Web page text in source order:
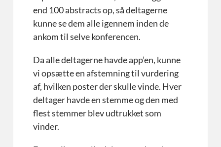
end 100 abstracts op, så deltagerne
kunne se dem alle igennem inden de
ankom til selve konferencen.
Da alle deltagerne havde app’en, kunne
vi opsætte en afstemning til vurdering
af, hvilken poster der skulle vinde. Hver
deltager havde en stemme og den med
flest stemmer blev udtrukket som
vinder.